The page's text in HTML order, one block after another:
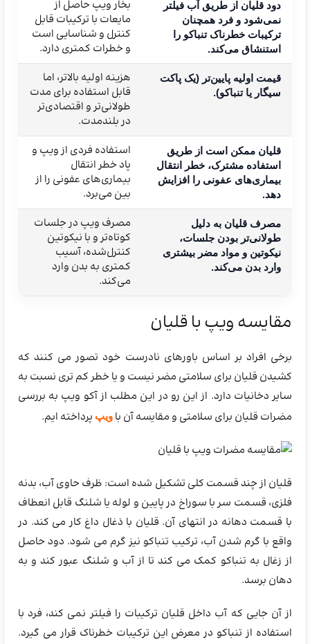
دود قلیان از طریق آب فیلتر
نمی‌شود و فرد همچنان
ترکیبات خطرناک تنباکو را
استنشاق می‌کند.
بخار ویپ حاصل از
مایعات با ترکیبات قابل
کنترل و شناسایی است
و خطرات کمتری دارد.
قیمت اولیه پایین‌تر (یک پاکت
سیگار یا تنباکو).
هزینه اولیه بالاتر، اما
قابل استفاده برای مدت
طولانی‌تر و اقتصادی‌تر
در بلندمدت.
قلیان ممکن است از طریق
استفاده مشترک، خطر انتقال
بیماری‌های عفونی را افزایش
دهد.
استفاده فردی از ویپ و
پاد خطر انتقال
بیماری‌های عفونی را از
بین می‌برد.
مصرف قلیان به دلیل
طولانی‌تر بودن جلسات،
نیکوتین و مواد مضر بیشتری
وارد بدن می‌کند.
مصرف ویپ در جلسات
کوتاه‌تر و با نیکوتین
کنترل‌شده، آسیب
کمتری به بدن وارد
می‌کند.
مقایسه ویپ با قلیان
برخی افراد بر اساس باورهای نادرست خود تصور می کنند که
کشیدن قلیان برای سلامتی مضر نیست و یا خطر کم تری نسبت به
سایر دخانیات دارد. از این رو در این مطلب از آکو ویپ به بررسی
مضرات قلیان برای سلامتی و مقایسه آن با ویپ پرداخته ایم.
قلیان از چند قسمت کلی تشکیل شده است: ظرف حاوی آب، بدنه
فلزی، قسمت سر با سوراخ در پایین و لوله یا شلنگ قابل انعطاف
با قسمت دهانه در انتهای آن. قلیان با ذغال داغ کار می کند. در
واقع با گرم شدن آب، ترکیب تنباکو نیز گرم می شود. دود حاصل
از زغال به تنباکو کمک می کند تا از آب و شلنگ عبور کند و به
دهان برسد.
از آن جایی که آب داخل قلیان ترکیبات را فیلتر نمی کند، فرد با
استفاده از تنباکو در معرض این ترکیبات خطرناک قرار می گیرد.